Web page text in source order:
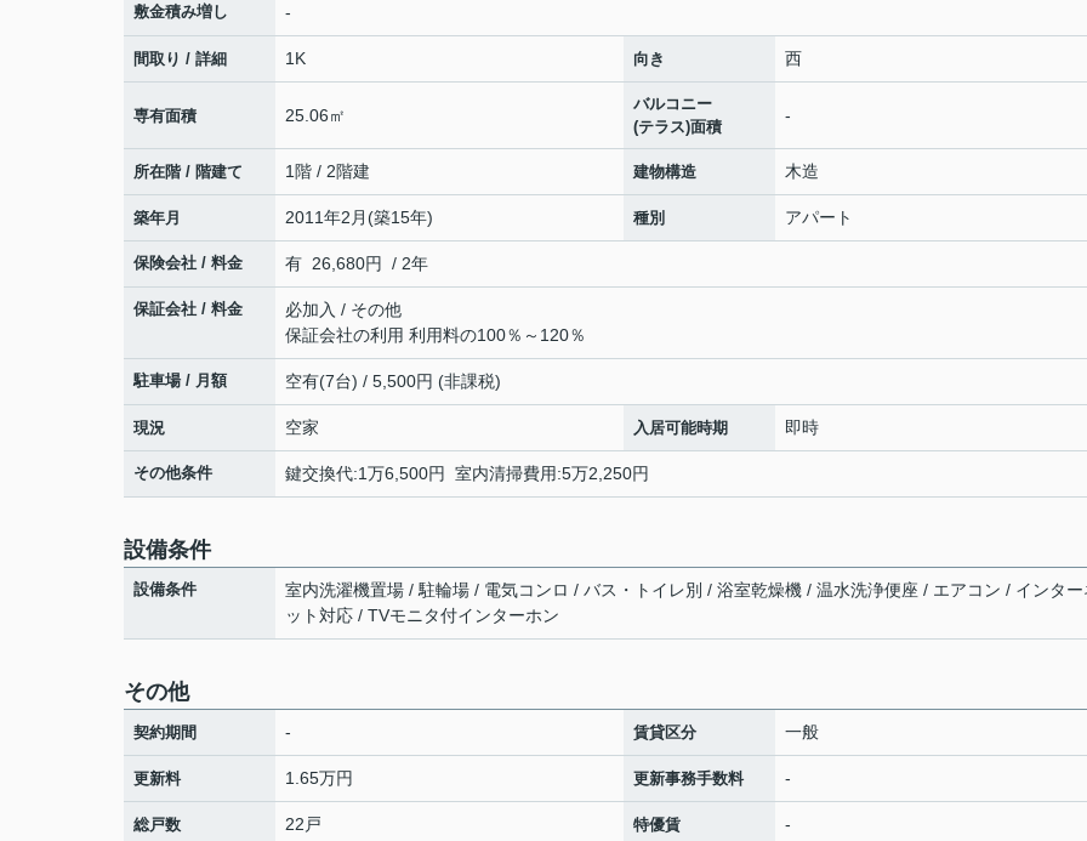
敷金積み増し -
間取り / 詳細 1K 向き 西
専有面積 25.06㎡
バルコニー
(テラス)面積
-
所在階 / 階建て 1階 / 2階建 建物構造 木造
築年月 2011年2月(築15年) 種別 アパート
保険会社 / 料金 有 26,680円 / 2年
保証会社 / 料金
必加入 / その他
保証会社の利用 利用料の100％～120％
駐車場 / 月額 空有(7台) / 5,500円 (非課税)
現況 空家 入居可能時期 即時
その他条件 鍵交換代:1万6,500円 室内清掃費用:5万2,250円
設備条件
設備条件
室内洗濯機置場 / 駐輪場 / 電気コンロ / バス・トイレ別 / 浴室乾燥機 / 温水洗浄便座 / エアコン / インター
ット対応 / TVモニタ付インターホン
その他
契約期間 - 賃貸区分 一般
更新料 1.65万円 更新事務手数料 -
総戸数 22戸 特優賃 -